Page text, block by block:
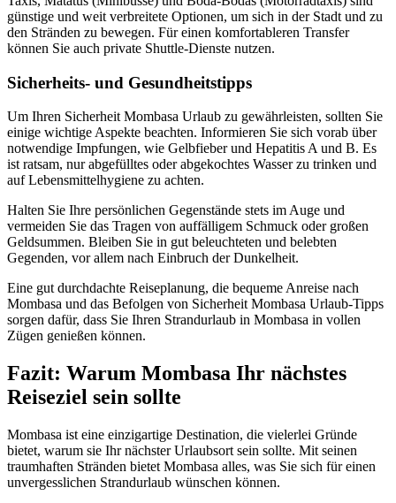
günstige und weit verbreitete Optionen, um sich in der Stadt und zu
den Stränden zu bewegen. Für einen komfortableren Transfer
können Sie auch private Shuttle-Dienste nutzen.
Sicherheits- und Gesundheitstipps
Um Ihren Sicherheit Mombasa Urlaub zu gewährleisten, sollten Sie
einige wichtige Aspekte beachten. Informieren Sie sich vorab über
notwendige Impfungen, wie Gelbfieber und Hepatitis A und B. Es
ist ratsam, nur abgefülltes oder abgekochtes Wasser zu trinken und
auf Lebensmittelhygiene zu achten.
Halten Sie Ihre persönlichen Gegenstände stets im Auge und
vermeiden Sie das Tragen von auffälligem Schmuck oder großen
Geldsummen. Bleiben Sie in gut beleuchteten und belebten
Gegenden, vor allem nach Einbruch der Dunkelheit.
Eine gut durchdachte Reiseplanung, die bequeme Anreise nach
Mombasa und das Befolgen von Sicherheit Mombasa Urlaub-Tipps
sorgen dafür, dass Sie Ihren Strandurlaub in Mombasa in vollen
Zügen genießen können.
Fazit: Warum Mombasa Ihr nächstes
Reiseziel sein sollte
Mombasa ist eine einzigartige Destination, die vielerlei Gründe
bietet, warum sie Ihr nächster Urlaubsort sein sollte. Mit seinen
traumhaften Stränden bietet Mombasa alles, was Sie sich für einen
unvergesslichen Strandurlaub wünschen können.